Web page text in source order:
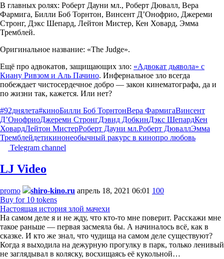
В главных ролях: Роберт Дауни мл., Роберт Дювалл, Вера
Фармига, Билли Боб Торнтон, Винсент Д’Онофрио, Джереми
Стронг, Дэкс Шепард, Лейтон Мистер, Кен Ховард, Эмма
Тремблей.
Оригинальное название: «The Judge».
Ещё про адвокатов, защищающих зло: «Адвокат дьявола» с
Киану Ривзом и Аль Пачино. Инфернальное зло всегда
побеждает чистосердечное добро — закон кинематографа, да и
по жизни так, кажется. Или нет?
#92днялета#киноБилли Боб ТорнтонВера ФармигаВинсент
Д’ОнофриоДжереми СтронгДэвид ДобкинДэкс ШепардКен
ХовардЛейтон МистерРоберт Дауни мл.Роберт ДюваллЭмма
Тремблейдетикинонеобычный ракурс в кинопро любовь
Telegram channel
LJ Video
promo shiro-kino.ru апрель 18, 2021 06:01 100
Buy for 10 tokens
Настоящая история злой мачехи
На самом деле я и не жду, что кто-то мне поверит. Расскажи мне
такое раньше — первая засмеяла бы. А начиналось всё, как в
сказке. И кто же знал, что чудища на самом деле существуют?
Когда я выходила на дежурную прогулку в парк, только ленивый
не заглядывал в коляску, восхищаясь её кукольной…